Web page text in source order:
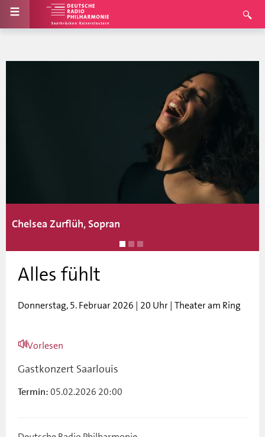
Chelsea Zurflüh, Sopran
Alles fühlt
Donnerstag, 5. Februar 2026 | 20 Uhr | Theater am Ring
Vorlesen
Gastkonzert Saarlouis
Termin: 05.02.2026 20:00